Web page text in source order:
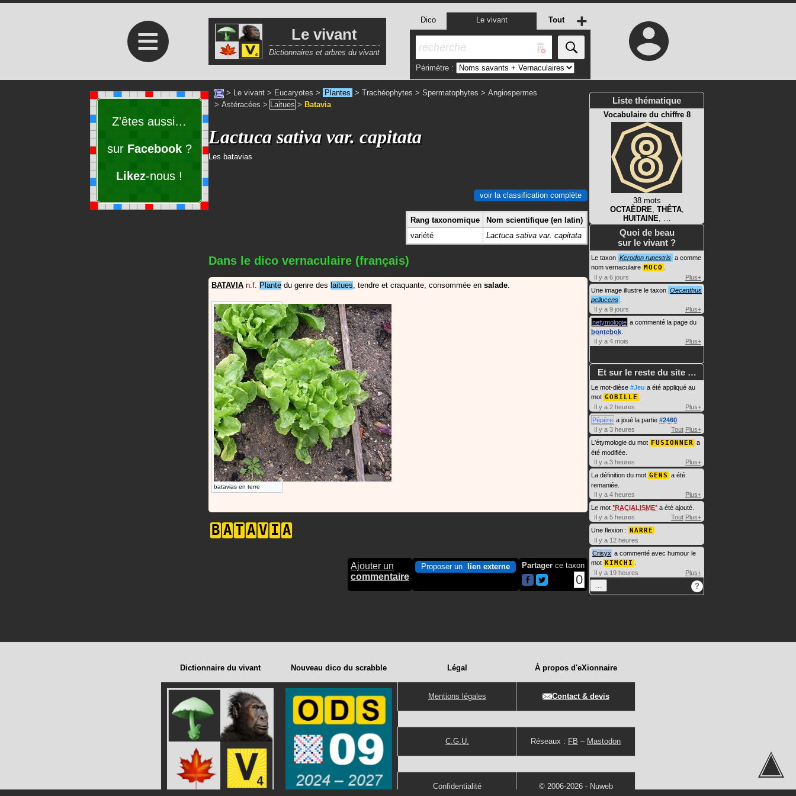
≡ Le vivant
Dictionnaires et arbres du vivant
Dico Le vivant Tout
Périmètre :
+
Z'êtes aussi…
sur Facebook?
Likez-nous !
> Le vivant > Eucaryotes > Plantes > Trachéophytes > Spermatophytes > Angiospermes
> Astéracées > Laitues > Batavia
Lactuca sativa var. capitata
Les batavias
voir la classification complète
Rang taxonomique
Nom scientifique (en latin)
variété
Lactuca sativa var. capitata
Dans le dico vernaculaire (français)
BATAVIA n.f. Plante du genre des laitues, tendre et craquante, consommée en salade.
batavias en terre
B A T A V I A
Ajouter un
commentaire
Proposer un lien externe Partager ce taxon
0
Liste thématique
Vocabulaire du chiffre 8
38 mots
OCTAÈDRE, THÊTA,
HUITAINE, …
Quoi de beau
sur le vivant ?
Le taxon Kerodon rupestris a comme
nom vernaculaire MOCO
Il y a 6 jours
Plus+
Une image illustre le taxon Oecanthus
pellucens
Il y a 9 jours
Plus+
netymologie a commenté la page du
bontebok
Il y a 4 mois
Plus+
Et sur le reste du site …
Le mot-dièse #Jeu a été appliqué au
mot GOBILLE
Il y a 2 heures
Plus+
Pépère a joué la partie #2460
Il y a 3 heures
Tout Plus+
L'étymologie du mot FUSIONNER a
été modifiée.
Il y a 3 heures
Plus+
La définition du mot GENS a été
remaniée.
Il y a 4 heures
Plus+
Le mot RACIALISME a été ajouté.
Il y a 5 heures
Tout Plus+
Une flexion : NARRE
Il y a 12 heures
Crisyx a commenté avec humour le
mot KIMCHI
Il y a 19 heures
Plus+
… ?
Dictionnaire du vivant Nouveau dico du scrabble Légal
Mentions légales
C.G.U.
Confidentialité
À propos d'eXionnaire
Contact & devis
Réseaux : FB – Mastodon
© 2006-2026 - Nuweb